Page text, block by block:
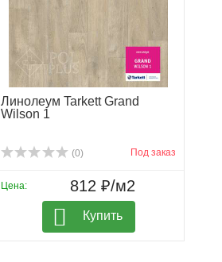
Линолеум Tarkett Grand
Wilson 1
(0) Под заказ
Цена: 812 ₽/м2
Купить